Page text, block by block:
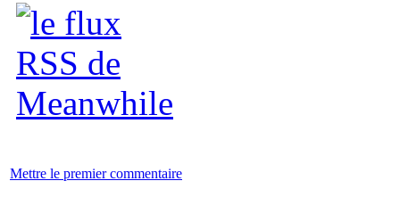
Mettre le premier commentaire